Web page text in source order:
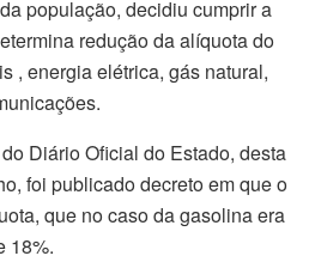
população, decidiu cumprir a
redução da alíquota do
, energia elétrica, gás natural,
Diário Oficial do Estado, desta
foi publicado decreto em que o
que no caso da gasolina era
18%.